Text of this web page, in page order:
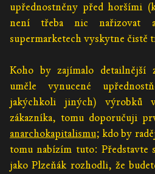
upřednostněny před horšími
není třeba nic nařizovat
supermarketech vyskytne čistě
Koho by zajímalo detailnější
uměle vynucené
jakýchkoli jiných) výrobků
zákazníka, tomu doporučuji
anarchokapitalismu; kdo by
tomu nabízím tuto: Představte
jako Plzeňák rozhodli, že